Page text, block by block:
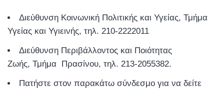
Διεύθυνση Κοινωνική Πολιτικής και Υγείας, Τμήμα
Υγείας και Υγιεινής, τηλ. 210-2222011
Διεύθυνση Περιβάλλοντος και Ποιότητας
Ζωής, Τμήμα Πρασίνου, τηλ. 213-2055382.
Πατήστε στον παρακάτω σύνδεσμο για να δείτε